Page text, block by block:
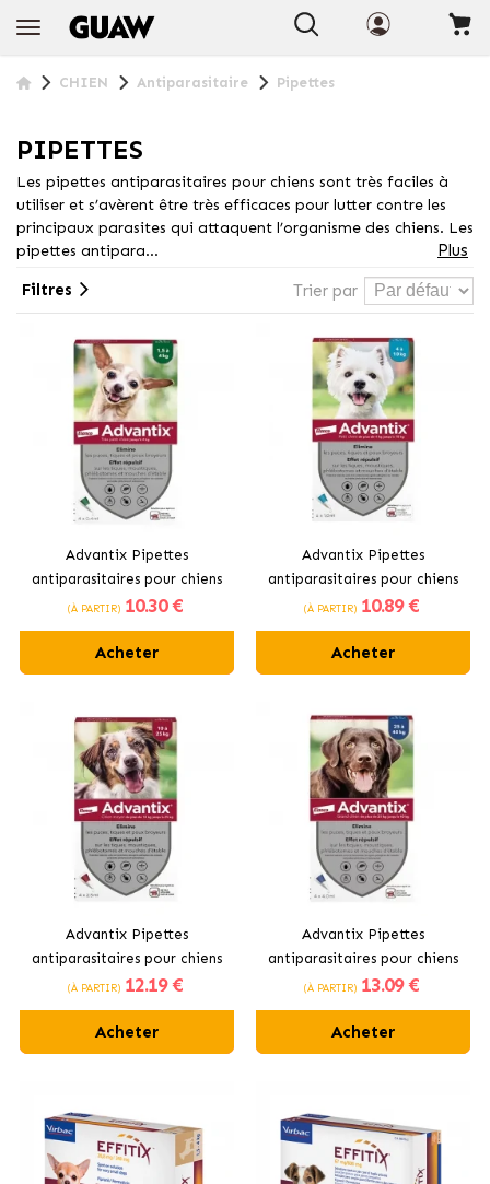
CHIEN Antiparasitaire Pipettes
PIPETTES
Les pipettes antiparasitaires pour chiens sont très faciles à
utiliser et s’avèrent être très efficaces pour lutter contre les
principaux parasites qui attaquent l’organisme des chiens. Les
pipettes antipara...
Plus
Trier par
Filtres
Advantix Pipettes
antiparasitaires pour chiens
de taille mini de 0 à 4 kg
(À PARTIR) 10.30 €
Acheter
Advantix Pipettes
antiparasitaires pour chiens
de petite taille 4 -10 kg
(À PARTIR) 10.89 €
Acheter
Advantix Pipettes
antiparasitaires pour chiens
de taille moyenne 10-25 kg
(À PARTIR) 12.19 €
Acheter
Advantix Pipettes
antiparasitaires pour chiens
de grande taille +25kg
(À PARTIR) 13.09 €
Acheter